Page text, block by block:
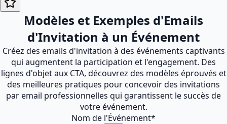
Modèles et Exemples d'Emails
d'Invitation à un Événement
Créez des emails d'invitation à des événements captivants
qui augmentent la participation et l'engagement. Des
lignes d'objet aux CTA, découvrez des modèles éprouvés et
des meilleures pratiques pour concevoir des invitations
par email professionnelles qui garantissent le succès de
votre événement.
Nom de l'Événement*